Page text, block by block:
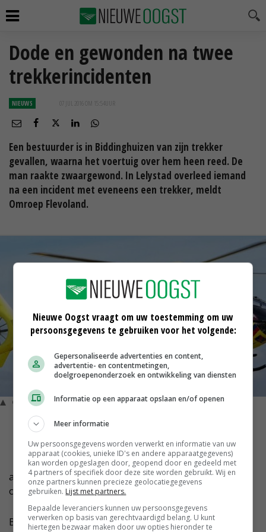
Dode en gewonden na twee
trekkerincidenten
NIEUWS 07 JUL 2016 OM 15:54
Een bestuurder is in Biddinghuizen van zijn trekker
gevallen, waarna het voertuig over hem heen reed. De
man raakte zwaargewond. In Lelystad overleed iemand
na een incident met eveneens een trekker, meldt
Omroep Flevoland.
© ANWB
H akker aan de Professor Zuurlaan. Er is een
traumahelikopter ingezet. Ook waren twee
ambulances ter plaatse. De arbeidsinspectie
onderzoekt het ongeluk.
Bij een ongeluk op de Torenvalkweg in Lelystad kwam
Nieuwe Oogst vraagt om uw toestemming om uw
persoonsgegevens te gebruiken voor het volgende:
Gepersonaliseerde advertenties en content,
advertentie- en contentmetingen,
doelgroepenonderzoek en ontwikkeling van diensten
Informatie op een apparaat opslaan en/of openen
Meer informatie
Uw persoonsgegevens worden verwerkt en informatie van uw
apparaat (cookies, unieke ID's en andere apparaatgegevens)
kan worden opgeslagen door, geopend door en gedeeld met
4 partners of specifiek door deze site worden gebruikt. Wij en
onze partners kunnen precieze geolocatiegegevens
gebruiken. Lijst met partners.
Bepaalde leveranciers kunnen uw persoonsgegevens
verwerken op basis van gerechtvaardigd belang. U kunt
hiertegen bezwaar maken door uw opties hieronder te